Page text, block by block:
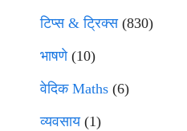
टिप्स & ट्रिक्स(830)
भाषणे(10)
वेदिक Maths (6)
व्यवसाय(1)